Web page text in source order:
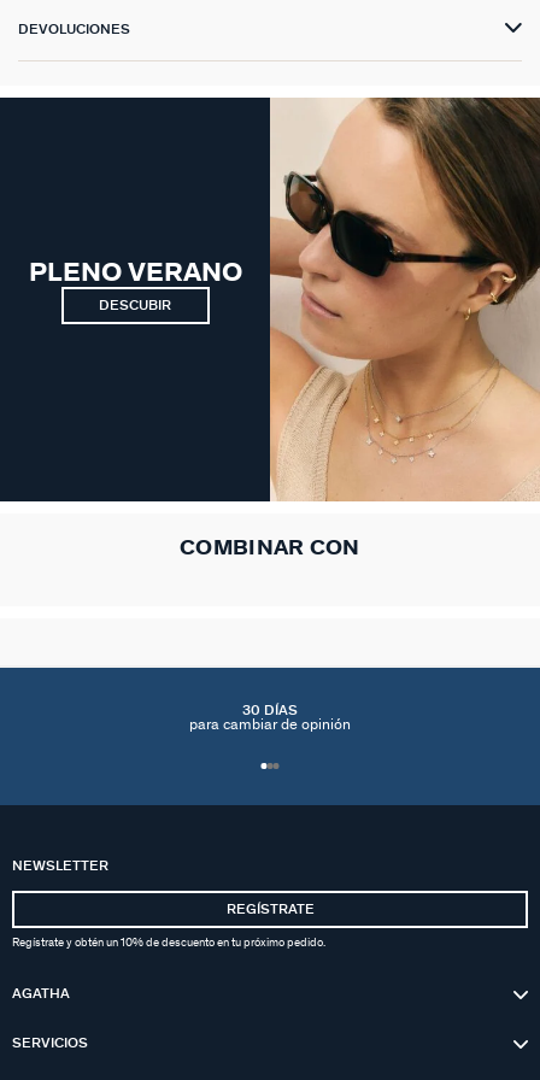
DEVOLUCIONES
PLENO VERANO
DESCUBIR
COMBINAR CON
30 DÍAS
para cambiar de opinión
NEWSLETTER
REGÍSTRATE
Regístrate y obtén un 10% de descuento en tu próximo pedido.
AGATHA
SERVICIOS